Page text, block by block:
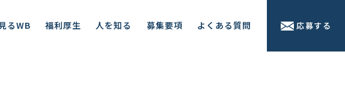
るWB 福利厚生 人を知る 募集要項 よくある質問 応募する